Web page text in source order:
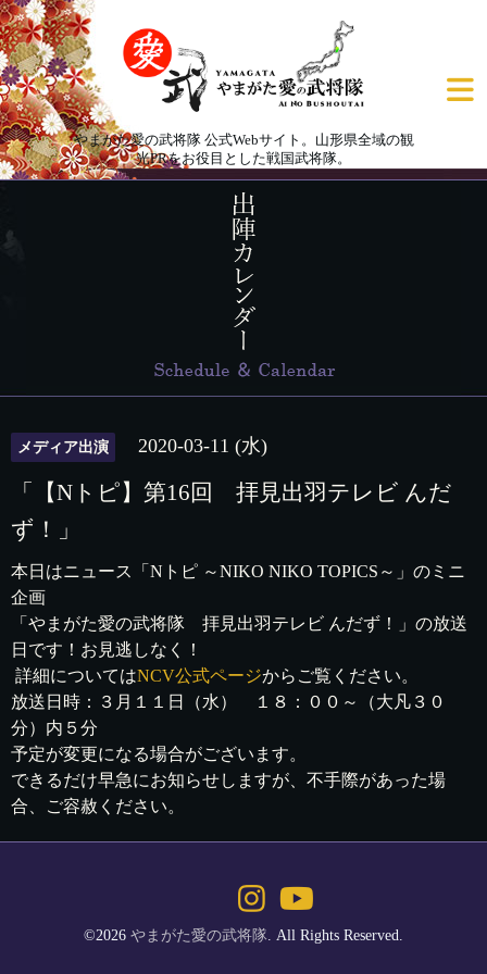
やまがた愛の武将隊 公式Webサイト。山形県全域の観
光PRをお役目とした戦国武将隊。
メディア出演 2020-03-11 (水)
「【Nトピ】第16回 拝見出羽テレビ んだ
ず！」
本日はニュース「Nトピ ～NIKO NIKO TOPICS～」のミニ
企画
「やまがた愛の武将隊 拝見出羽テレビ んだず！」の放送
日です！お見逃しなく！
詳細についてはNCV公式ページからご覧ください。
放送日時：３月１１日（水） １８：００～（大凡３０
分）内５分
予定が変更になる場合がございます。
できるだけ早急にお知らせしますが、不手際があった場
合、ご容赦ください。
©2026 やまがた愛の武将隊. All Rights Reserved.